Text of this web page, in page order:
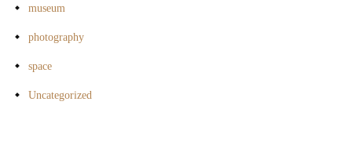
museum
photography
space
Uncategorized